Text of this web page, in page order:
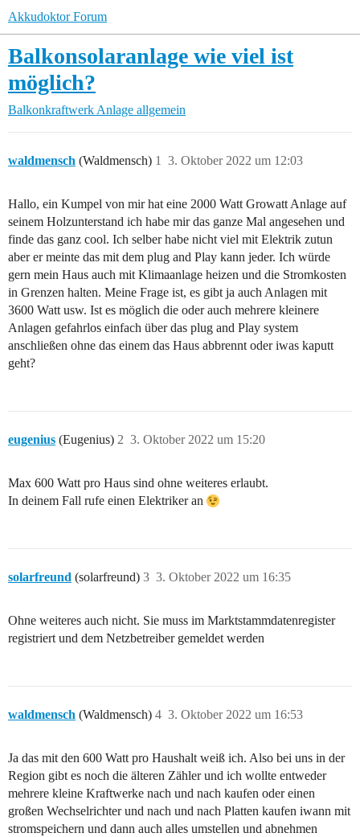
Akkudoktor Forum
Balkonsolaranlage wie viel ist
möglich?
Balkonkraftwerk Anlage allgemein
waldmensch (Waldmensch) 3. Oktober 2022 um 12:03
1
Hallo, ein Kumpel von mir hat eine 2000 Watt Growatt Anlage auf
seinem Holzunterstand ich habe mir das ganze Mal angesehen und
finde das ganz cool. Ich selber habe nicht viel mit Elektrik zutun
aber er meinte das mit dem plug and Play kann jeder. Ich würde
gern mein Haus auch mit Klimaanlage heizen und die Stromkosten
in Grenzen halten. Meine Frage ist, es gibt ja auch Anlagen mit
3600 Watt usw. Ist es möglich die oder auch mehrere kleinere
Anlagen gefahrlos einfach über das plug and Play system
anschließen ohne das einem das Haus abbrennt oder iwas kaputt
geht?
eugenius (Eugenius) 3. Oktober 2022 um 15:20
2
Max 600 Watt pro Haus sind ohne weiteres erlaubt.
In deinem Fall rufe einen Elektriker an
solarfreund (solarfreund) 3. Oktober 2022 um 16:35
3
Ohne weiteres auch nicht. Sie muss im Marktstammdatenregister
registriert und dem Netzbetreiber gemeldet werden
waldmensch (Waldmensch) 3. Oktober 2022 um 16:53
4
Ja das mit den 600 Watt pro Haushalt weiß ich. Also bei uns in der
Region gibt es noch die älteren Zähler und ich wollte entweder
mehrere kleine Kraftwerke nach und nach kaufen oder einen
großen Wechselrichter und nach und nach Platten kaufen iwann mit
stromspeichern und dann auch alles umstellen und abnehmen